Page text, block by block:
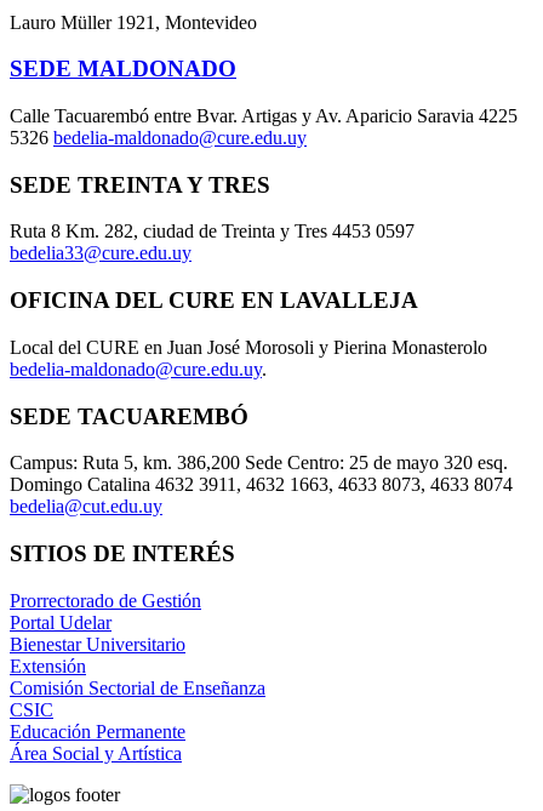
Lauro Müller 1921, Montevideo
SEDE MALDONADO
Calle Tacuarembó entre Bvar. Artigas y Av. Aparicio Saravia 4225
5326 bedelia-maldonado@cure.edu.uy
SEDE TREINTA Y TRES
Ruta 8 Km. 282, ciudad de Treinta y Tres 4453 0597
bedelia33@cure.edu.uy
OFICINA DEL CURE EN LAVALLEJA
Local del CURE en Juan José Morosoli y Pierina Monasterolo
bedelia-maldonado@cure.edu.uy.
SEDE TACUAREMBÓ
Campus: Ruta 5, km. 386,200 Sede Centro: 25 de mayo 320 esq.
Domingo Catalina 4632 3911, 4632 1663, 4633 8073, 4633 8074
bedelia@cut.edu.uy
SITIOS DE INTERÉS
Prorrectorado de Gestión
Portal Udelar
Bienestar Universitario
Extensión
Comisión Sectorial de Enseñanza
CSIC
Educación Permanente
Área Social y Artística